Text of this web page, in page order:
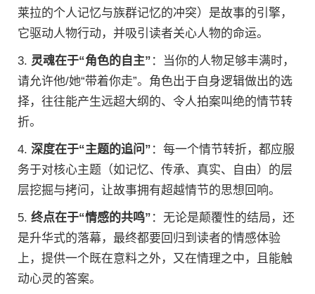
莱拉的个人记忆与族群记忆的冲突）是故事的引擎，
它驱动人物行动，并吸引读者关心人物的命运。
3. 灵魂在于“角色的自主” ：当你的人物足够丰满时，
请允许他/她“带着你走”。角色出于自身逻辑做出的选
择，往往能产生远超大纲的、令人拍案叫绝的情节转
折。
4. 深度在于“主题的追问” ：每一个情节转折，都应服
务于对核心主题（如记忆、传承、真实、自由）的层
层挖掘与拷问，让故事拥有超越情节的思想回响。
5. 终点在于“情感的共鸣” ：无论是颠覆性的结局，还
是升华式的落幕，最终都要回归到读者的情感体验
上，提供一个既在意料之外，又在情理之中，且能触
动心灵的答案。